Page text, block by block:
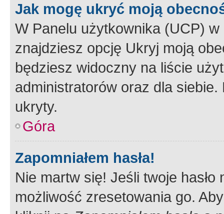
Jak mogę ukryć moją
W Panelu użytkownika (UCP) w
znajdziesz opcję Ukryj moją
będziesz widoczny na liście
administratorów oraz dla
ukryty.
Góra
Zapomniałem hasła!
Nie martw się! Jeśli twoje
możliwość zresetowania go.